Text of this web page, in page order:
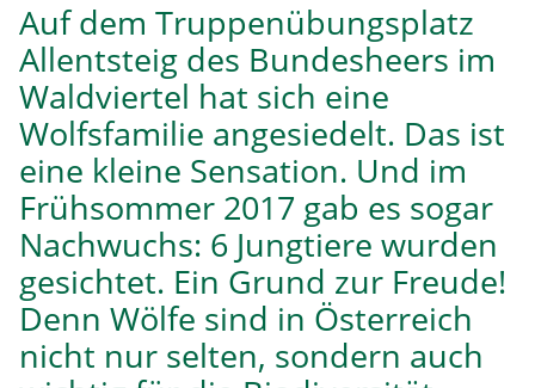
Auf dem Truppenübungsplatz
Allentsteig des Bundesheers im
Waldviertel hat sich eine
Wolfsfamilie angesiedelt. Das ist
eine kleine Sensation. Und im
Frühsommer 2017 gab es sogar
Nachwuchs: 6 Jungtiere wurden
gesichtet. Ein Grund zur Freude!
Denn Wölfe sind in Österreich
nicht nur selten, sondern auch